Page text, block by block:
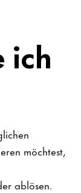
ich
möchtest,
ablösen.